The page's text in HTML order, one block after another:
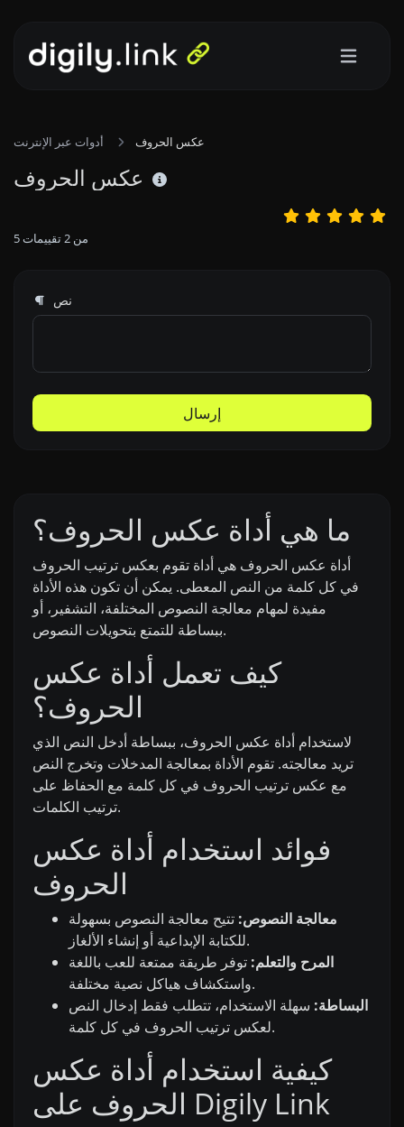
أدوات عبر الإنترنت عكس الحروف
عكس الحروف
5 من 2تقييمات
نص
إرسال
ما هي أداة عكس الحروف؟
أداة عكس الحروف هي أداة تقوم بعكس ترتيب الحروف
في كل كلمة من النص المعطى. يمكن أن تكون هذه الأداة
مفيدة لمهام معالجة النصوص المختلفة، التشفير، أو
ببساطة للتمتع بتحويلات النصوص.
كيف تعمل أداة عكس
الحروف؟
لاستخدام أداة عكس الحروف، ببساطة أدخل النص الذي
تريد معالجته. تقوم الأداة بمعالجة المدخلات وتخرج النص
مع عكس ترتيب الحروف في كل كلمة مع الحفاظ على
ترتيب الكلمات.
فوائد استخدام أداة عكس
الحروف
معالجة النصوص: تتيح معالجة النصوص بسهولة
للكتابة الإبداعية أو إنشاء الألغاز.
المرح والتعلم: توفر طريقة ممتعة للعب باللغة
واستكشاف هياكل نصية مختلفة.
البساطة: سهلة الاستخدام، تتطلب فقط إدخال النص
لعكس ترتيب الحروف في كل كلمة.
كيفية استخدام أداة عكس
الحروف على Digily Link